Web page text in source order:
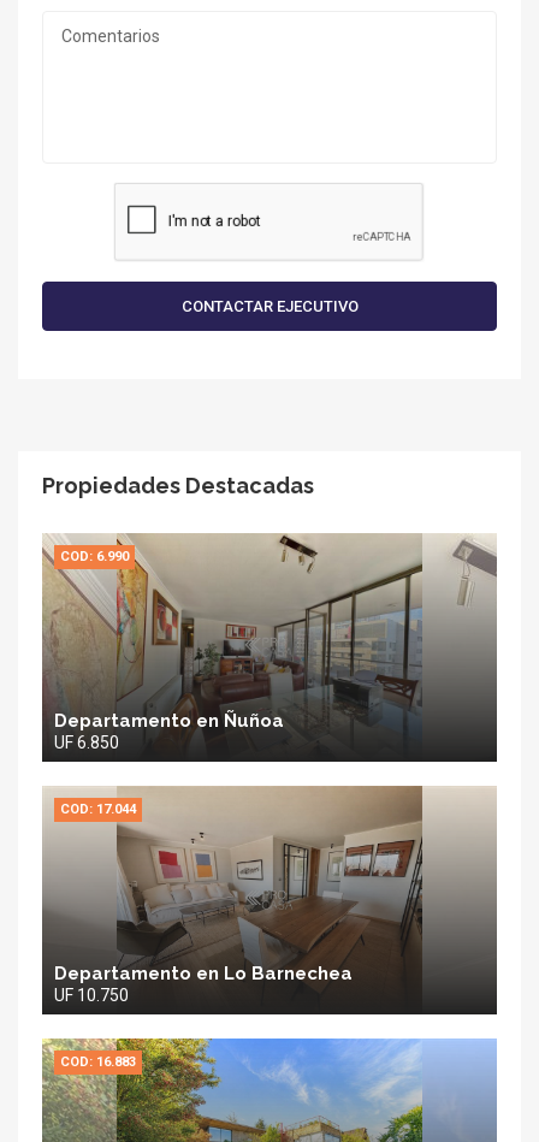
CONTACTAR EJECUTIVO
Propiedades Destacadas
COD: 6.990
Departamento en Ñuñoa
UF 6.850
COD: 17.044
Departamento en Lo Barnechea
UF 10.750
COD: 16.883